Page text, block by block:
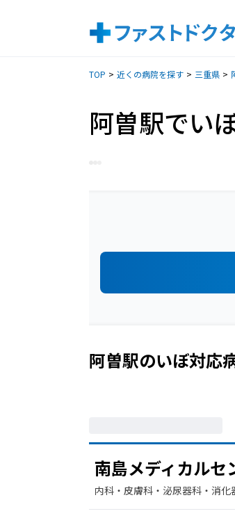
TOP 近くの病院を探す 三重県
阿曽駅でい
阿曽駅のいぼ対応
南島メディカルセ
内科・​皮膚科・​泌尿器科・​消